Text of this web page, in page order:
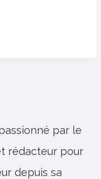
par le
rédacteur pour
depuis sa